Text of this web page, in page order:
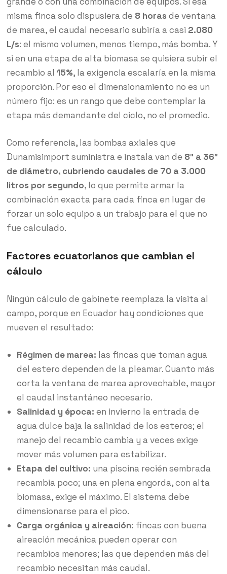
misma finca solo dispusiera de 8 horas de ventana
de marea, el caudal necesario subiría a casi 2.080
L/s: el mismo volumen, menos tiempo, más bomba. Y
si en una etapa de alta biomasa se quisiera subir el
recambio al 15%, la exigencia escalaría en la misma
proporción. Por eso el dimensionamiento no es un
número fijo: es un rango que debe contemplar la
etapa más demandante del ciclo, no el promedio.
Como referencia, las bombas axiales que
Dunamisimport suministra e instala van de 8″ a 36″
de diámetro, cubriendo caudales de 70 a 3.000
litros por segundo, lo que permite armar la
combinación exacta para cada finca en lugar de
forzar un solo equipo a un trabajo para el que no
fue calculado.
Factores ecuatorianos que cambian el
cálculo
Ningún cálculo de gabinete reemplaza la visita al
campo, porque en Ecuador hay condiciones que
mueven el resultado:
Régimen de marea: las fincas que toman agua
del estero dependen de la pleamar. Cuanto más
corta la ventana de marea aprovechable, mayor
el caudal instantáneo necesario.
Salinidad y época: en invierno la entrada de
agua dulce baja la salinidad de los esteros; el
manejo del recambio cambia y a veces exige
mover más volumen para estabilizar.
Etapa del cultivo: una piscina recién sembrada
recambia poco; una en plena engorda, con alta
biomasa, exige el máximo. El sistema debe
dimensionarse para el pico.
Carga orgánica y aireación: fincas con buena
aireación mecánica pueden operar con
recambios menores; las que dependen más del
recambio necesitan más caudal.